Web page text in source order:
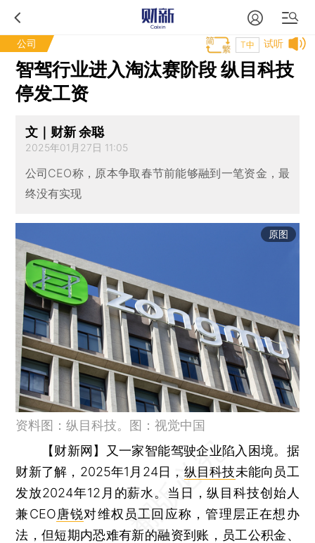
公司 试听
T中
智驾行业进入淘汰赛阶段 纵目科技
停发工资
文｜财新 余聪
2025年01月27日 11:05
公司CEO称，原本争取春节前能够融到一笔资金，最
终没有实现
原图
资料图：纵目科技。图：视觉中国
【财新网】
又一家智能驾驶企业陷入困境。据
财新了解，2025年1月24日， 纵目科技未能向员工
发放2024年12月的薪水。当日，纵目科技创始人
兼CEO唐锐对维权员工回应称，管理层正在想办
法，但短期内恐难有新的融资到账，员工公积金、